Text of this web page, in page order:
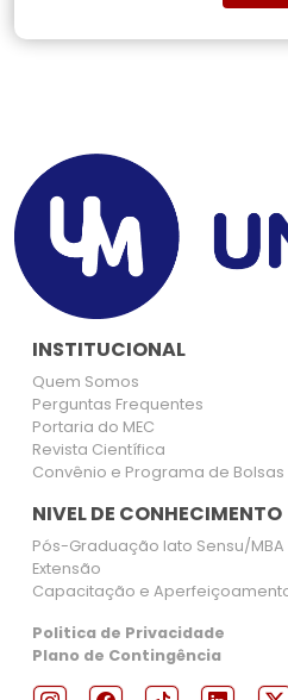
INSTITUCIONAL
Quem Somos
Perguntas Frequentes
Portaria do MEC
Revista Científica
Convênio e Programa de Bolsas
NIVEL DE CONHECIMENTO
Pós-Graduação lato Sensu/MBA
Extensão
Capacitação e
Politica de Privacidade
Plano de Contingência